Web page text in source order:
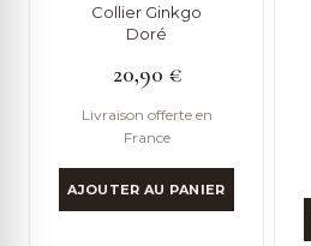
Collier Ginkgo
Doré
20,90 €
Livraison offerte en
France
AJOUTER AU PANIER